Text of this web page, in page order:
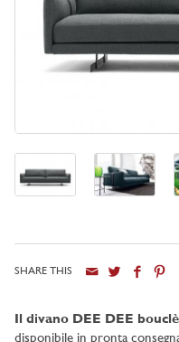
SHARE THIS
Il divano DEE DEE
disponibile in pronta